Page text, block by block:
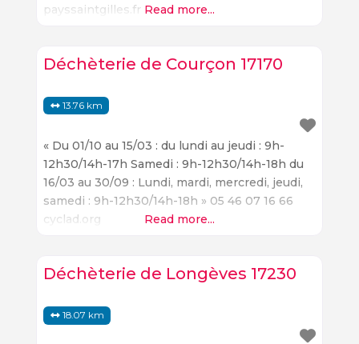
payssaintgilles.fr Read more...
Déchèterie de Courçon 17170
13.76 km
« Du 01/10 au 15/03 : du lundi au jeudi : 9h-
12h30/14h-17h Samedi : 9h-12h30/14h-18h du
16/03 au 30/09 : Lundi, mardi, mercredi, jeudi,
samedi : 9h-12h30/14h-18h » 05 46 07 16 66
cyclad.org
Read more...
Déchèterie de Longèves 17230
18.07 km